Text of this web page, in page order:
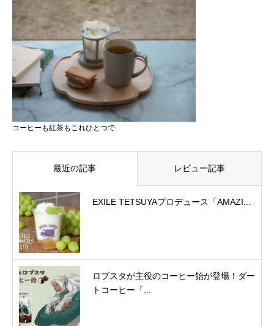
コーヒーも紅茶もこれひとつで
最近の記事 レビュー記事
EXILE TETSUYAプロデュース「AMAZI...
ロブスタが主役のコーヒー飴が登場！ダー
トコーヒー「...